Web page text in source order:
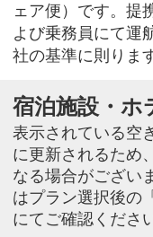
ェア便）です。提
よび乗務員にて運
社の基準に則りま
宿泊施設・ホ
表示されている空
に更新されるため
なる場合がござい
はプラン選択後の
にてご確認くださ